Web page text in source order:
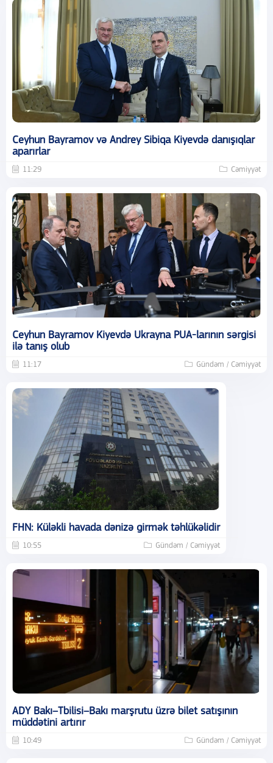
Ceyhun Bayramov və Andrey Sibiqa Kiyevdə danışıqlar
aparırlar
11:29 Cəmiyyət
Ceyhun Bayramov Kiyevdə Ukrayna PUA-larının sərgisi
ilə tanış olub
11:17 Gündəm / Cəmiyyət
FHN: Küləkli havada dənizə girmək təhlükəlidir
10:55 Gündəm / Cəmiyyət
ADY Bakı–Tbilisi–Bakı marşrutu üzrə bilet satışının
müddətini artırır
10:49 Gündəm / Cəmiyyət